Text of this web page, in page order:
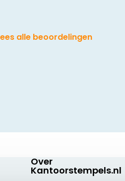
alle beoordelingen
Over
Kantoorstempels.nl